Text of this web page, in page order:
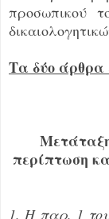
προσωπικού
Τα δύο άρθρα
περίπτωση
1. Η παρ. 1